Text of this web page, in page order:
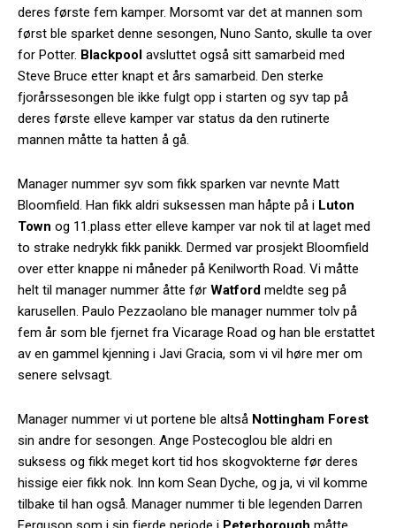
deres første fem kamper. Morsomt var det at mannen som
først ble sparket denne sesongen, Nuno Santo, skulle ta over
for Potter. Blackpool avsluttet også sitt samarbeid med
Steve Bruce etter knapt et års samarbeid. Den sterke
fjorårssesongen ble ikke fulgt opp i starten og syv tap på
deres første elleve kamper var status da den rutinerte
mannen måtte ta hatten å gå.
Manager nummer syv som fikk sparken var nevnte Matt
Bloomfield. Han fikk aldri suksessen man håpte på i Luton
Town og 11.plass etter elleve kamper var nok til at laget med
to strake nedrykk fikk panikk. Dermed var prosjekt Bloomfield
over etter knappe ni måneder på Kenilworth Road. Vi måtte
helt til manager nummer åtte før Watford meldte seg på
karusellen. Paulo Pezzaolano ble manager nummer tolv på
fem år som ble fjernet fra Vicarage Road og han ble erstattet
av en gammel kjenning i Javi Gracia, som vi vil høre mer om
senere selvsagt.
Manager nummer vi ut portene ble altså Nottingham Forest
sin andre for sesongen. Ange Postecoglou ble aldri en
suksess og fikk meget kort tid hos skogvokterne før deres
hissige eier fikk nok. Inn kom Sean Dyche, og ja, vi vil komme
tilbake til han også. Manager nummer ti ble legenden Darren